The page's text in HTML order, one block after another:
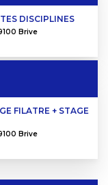
DISCIPLINES
Brive
FILATRE + STAGE
Brive